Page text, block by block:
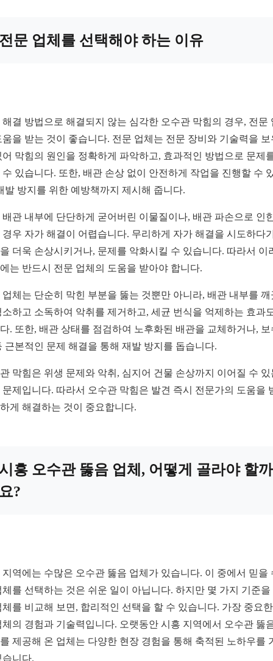
문 업체를 선택해야 하는 이유
해결 방법으로 해결되지 않는 심각한 오수관 막힘의 경우, 전문
움을 받는 것이 좋습니다. 전문 업체는 전문 장비와 기술력을 보
어 막힘의 원인을 정확하게 파악하고, 효과적인 방법으로 문제
수 있습니다. 또한, 배관 손상 없이 안전하게 작업을 진행할 수
발 방지를 위한 예방책까지 제시해 줍니다.
배관 내부에 단단하게 굳어버린 이물질이나, 배관 파손으로 인
경우 자가 해결이 어렵습니다. 무리하게 자가 해결을 시도하다
더욱 손상시키거나, 문제를 악화시킬 수 있습니다. 따라서 이
는 반드시 전문 업체의 도움을 받아야 합니다.
업체는 단순히 막힌 부분을 뚫는 것뿐만 아니라, 배관 내부를 깨
소하고 소독하여 악취를 제거하고, 세균 번식을 억제하는 효과
. 또한, 배관 상태를 점검하여 노후화된 배관을 교체하거나, 보
근본적인 문제 해결을 통해 재발 방지를 돕습니다.
막힘은 위생 문제와 악취, 심지어 건물 손상까지 이어질 수 있
문제입니다. 따라서 오수관 막힘은 발견 즉시 전문가의 도움을
게 해결하는 것이 중요합니다.
흥 오수관 뚫음 업체, 어떻게 골라야 할까
?
지역에는 수많은 오수관 뚫음 업체가 있습니다. 이 중에서 믿을
체를 선택하는 것은 쉬운 일이 아닙니다. 하지만 몇 가지 기준을
체를 비교해 보면, 합리적인 선택을 할 수 있습니다. 가장 중요
체의 경험과 기술력입니다. 오랫동안 시흥 지역에서 오수관 뚫
제공해 온 업체는 다양한 현장 경험을 통해 축적된 노하우를
습니다.